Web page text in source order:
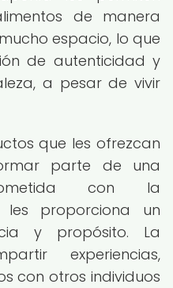
de manera
espacio, lo que
de autenticidad y
a pesar de vivir
que les ofrezcan
parte de una
con la
les proporciona un
y propósito. La
experiencias,
con otros individuos